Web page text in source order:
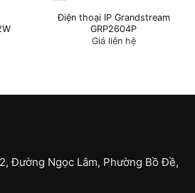
Điện thoại IP Grandstream
GRP2604P
Giá liên hệ
Đường Ngọc Lâm, Phường Bồ Đề,